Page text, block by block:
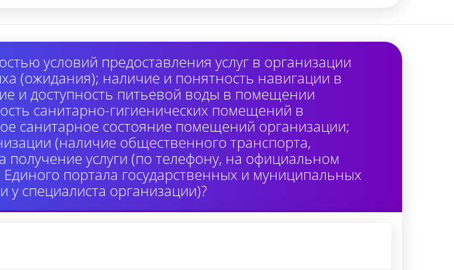
условий предоставления услуг в организации
(ожидания); наличие и понятность навигации в
и доступность питьевой воды в помещении
санитарно-гигиенических помещений в
санитарное состояние помещений организации;
(наличие общественного транспорта,
получение услуги (по телефону, на официальном
портала государственных и муниципальных
специалиста организации)?